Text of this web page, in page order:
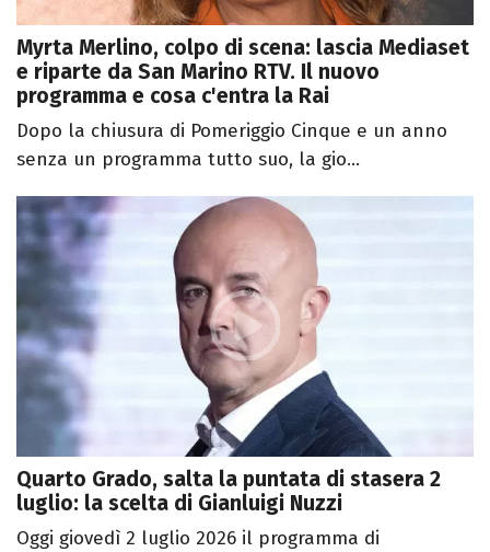
Myrta Merlino, colpo di scena: lascia Mediaset
e riparte da San Marino RTV. Il nuovo
programma e cosa c'entra la Rai
Dopo la chiusura di Pomeriggio Cinque e un anno
senza un programma tutto suo, la gio...
Quarto Grado, salta la puntata di stasera 2
luglio: la scelta di Gianluigi Nuzzi
Oggi giovedì 2 luglio 2026 il programma di